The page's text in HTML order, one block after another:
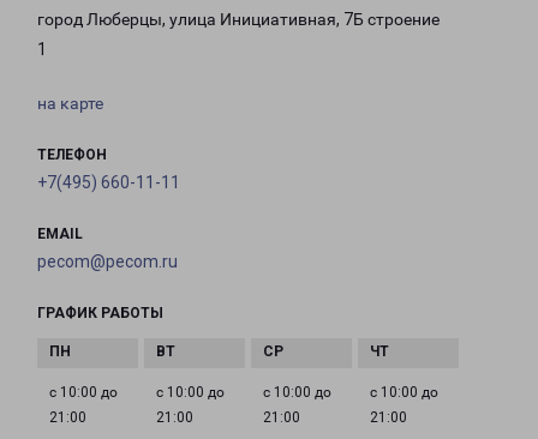
город Люберцы, улица Инициативная, 7Б строение
1
на карте
ТЕЛЕФОН
+7(495) 660-11-11
EMAIL
pecom@pecom.ru
ГРАФИК РАБОТЫ
с 10:00 до
21:00
с 10:00 до
21:00
с 10:00 до
21:00
с 10:00 до
21:00